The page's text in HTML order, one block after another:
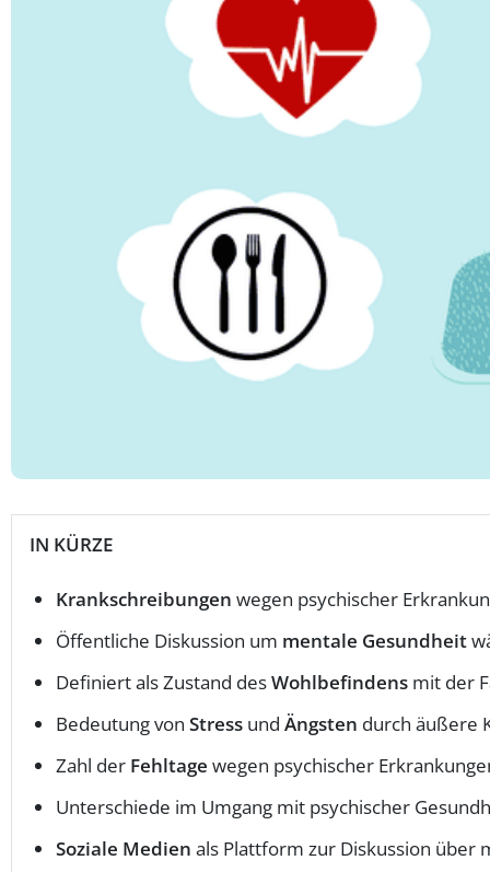
IN KÜRZE
Krankschreibungen wegen psychischer
Öffentliche Diskussion um mentale Gesundheit
Definiert als Zustand desWohlbefindens mit der
Bedeutung von Stress und Ängsten durch äußere
Zahl der Fehltage wegen psychischer
Unterschiede im Umgang mit psychischer
Soziale Medien als Plattform zur Diskussion über